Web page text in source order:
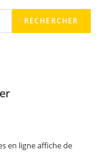
RECHERCHER
en ligne affiche de